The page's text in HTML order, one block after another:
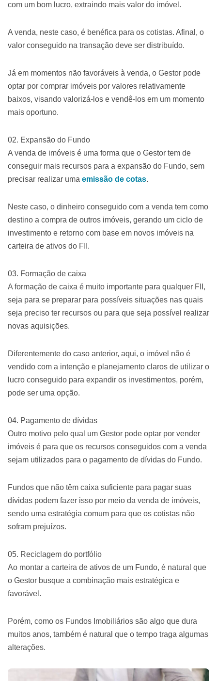
com um bom lucro, extraindo mais valor do imóvel.
A venda, neste caso, é benéfica para os cotistas. Afinal, o
valor conseguido na transação deve ser distribuído.
Já em momentos não favoráveis à venda, o Gestor pode
optar por comprar imóveis por valores relativamente
baixos, visando valorizá-los e vendê-los em um momento
mais oportuno.
Expansão do Fundo
A venda de imóveis é uma forma que o Gestor tem de
conseguir mais recursos para a expansão do Fundo, sem
precisar realizar uma emissão de cotas.
Neste caso, o dinheiro conseguido com a venda tem como
destino a compra de outros imóveis, gerando um ciclo de
investimento e retorno com base em novos imóveis na
carteira de ativos do FII.
Formação de caixa
A formação de caixa é muito importante para qualquer FII,
seja para se preparar para possíveis situações nas quais
seja preciso ter recursos ou para que seja possível realizar
novas aquisições.
Diferentemente do caso anterior, aqui, o imóvel não é
vendido com a intenção e planejamento claros de utilizar o
lucro conseguido para expandir os investimentos, porém,
pode ser uma opção.
Pagamento de dívidas
Outro motivo pelo qual um Gestor pode optar por vender
imóveis é para que os recursos conseguidos com a venda
sejam utilizados para o pagamento de dívidas do Fundo.
Fundos que não têm caixa suficiente para pagar suas
dívidas podem fazer isso por meio da venda de imóveis,
sendo uma estratégia comum para que os cotistas não
sofram prejuízos.
Reciclagem do portfólio
Ao montar a carteira de ativos de um Fundo, é natural que
o Gestor busque a combinação mais estratégica e
favorável.
Porém, como os Fundos Imobiliários são algo que dura
muitos anos, também é natural que o tempo traga algumas
alterações.